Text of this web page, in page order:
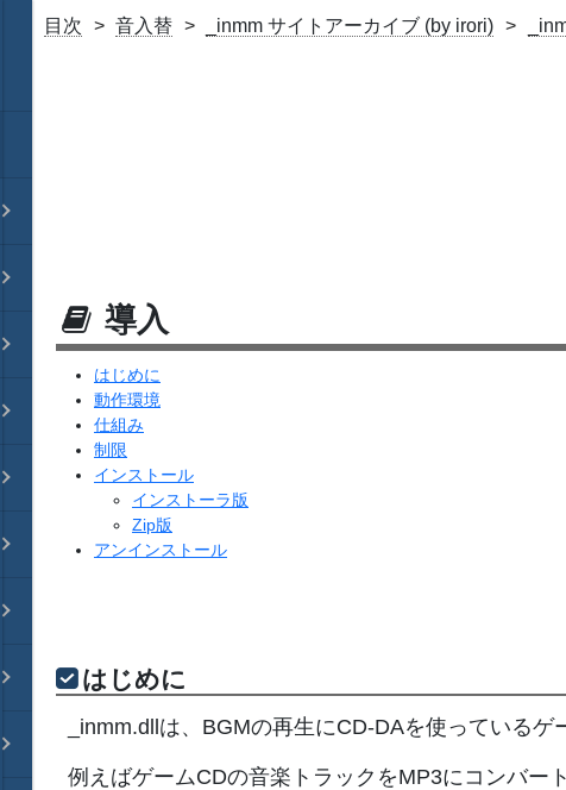
目次 音入替 _inmm サイトアーカイブ (by irori)
導入
はじめに
動作環境
仕組み
制限
インストール
インストーラ版
Zip版
アンインストール
はじめに
_inmm.dllは、BGMの再生にCD-DAを使っている
例えばゲームCDの音楽トラックをMP3にコンバー